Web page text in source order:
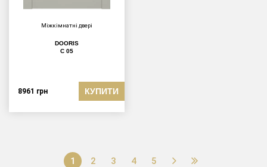
Міжкімнатні двері
DOORIS
С 05
8961 грн КУПИТИ
1 2 3 4 5